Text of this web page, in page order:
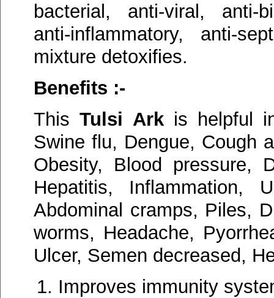
bacterial, anti-viral, anti-
anti-inflammatory, anti-
mixture detoxifies.
Benefits :-
ThisTulsi Arkis helpful
Swine flu, Dengue, Cough
Obesity, Blood pressure,
Hepatitis, Inflammation,
Abdominal cramps, Piles,
worms, Headache,
Ulcer, Semen decreased,
Improves immunity